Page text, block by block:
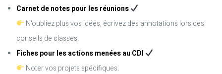
Carnet de notes pour les réunions
N'oubliez plus vos idées, écrivez des annotations lors des
conseils de classes.
Fiches pour les actions menées au CDI
Noter vos projets spécifiques.